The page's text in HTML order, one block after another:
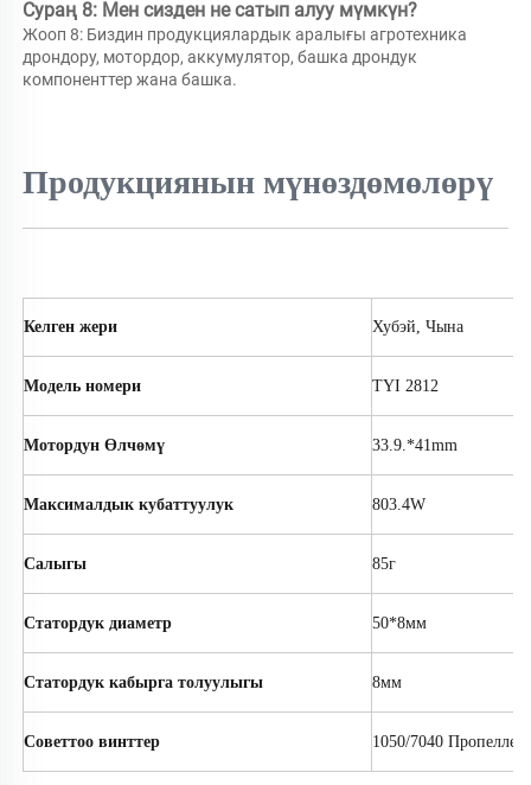
Сураң 8: Мен сизден не сатып алуу мүмкүн?
Жооп 8: Биздин продукциялардык аралығы агротехника
дрондору, мотордор, аккумулятор, башка дрондук
компоненттер жана башка.
Продукциянын мүнөздөмөлөрү
Келген жери Хубэй, Чына
Модель номери TYI 2812
Мотордун Өлчөмү 33.9.*41mm
Максималдык кубаттуулук 803.4W
Салыгы 85г
Статордук диаметр 50*8мм
Статордук кабырга толуулыгы 8мм
Советтоо винттер 1050/7040 Пропеллер